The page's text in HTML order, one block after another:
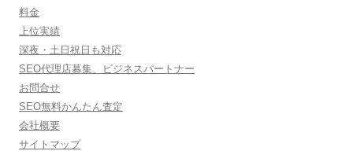
料金
上位実績
深夜・土日祝日も対応
SEO代理店募集、ビジネスパートナー
お問合せ
SEO無料かんたん査定
会社概要
サイトマップ